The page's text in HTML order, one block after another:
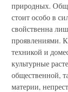
природных.
стоит особо в
свойственна
проявлениями.
техникой и
культурные
общественной,
материи,